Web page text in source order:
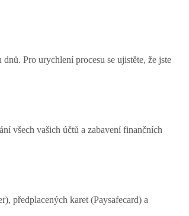
Pro urychlení procesu se ujistěte, že jste
všech vašich účtů a zabavení finančních
předplacených karet (Paysafecard) a